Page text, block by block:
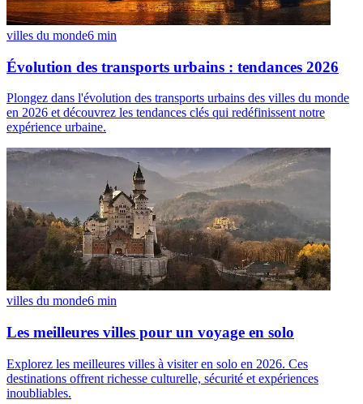
villes du monde6 min
Évolution des transports urbains : tendances 2026
Plongez dans l'évolution des transports urbains des villes du monde
en 2026 et découvrez les tendances clés qui redéfinissent notre
expérience urbaine.
villes du monde6 min
Les meilleures villes pour un voyage en solo
Explorez les meilleures villes à visiter en solo en 2026. Ces
destinations offrent richesse culturelle, sécurité et expériences
inoubliables.